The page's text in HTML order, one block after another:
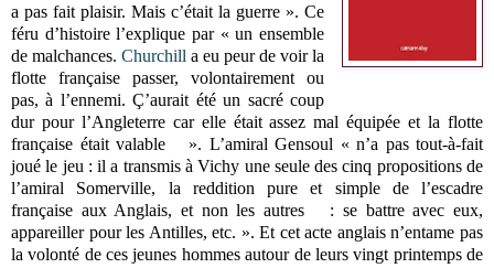
a pas fait plaisir. Mais c’était la guerre ». Ce
féru d’histoire l’explique par « un ensemble
de malchances.Churchill a eu peur de voir la
flotte française passer, volontairement ou
pas, à l’ennemi. Ç’aurait été un sacré coup
dur pour l’Angleterre car elle était assez mal équipée et la flotte
française était valable ». L’amiral Gensoul « n’a pas tout-à-fait
joué le jeu : il a transmis à Vichy une seule des cinq propositions de
l’amiral Somerville, la reddition pure et simple de l’escadre
française aux Anglais, et non les autres : se battre avec eux,
appareiller pour les Antilles, etc. ». Et cet acte anglais n’entame pas
la volonté de ces jeunes hommes autour de leurs vingt printemps de